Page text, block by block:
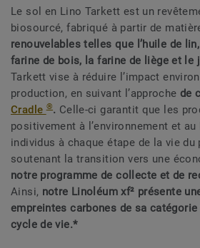
Le sol en Lino Tarkett est un
biosourcé, fabriqué à partir de
renouvelables telles que l’huile de
farine de bois, la farine de liège et le
Tarkett vise à réduire l’impact
production, en suivant l’approche de
Cradle®. Celle-ci garantit que les
positivement à l’environnement et au
individus à chaque étape de la vie du
soutenant la transition vers une
notre programme de collecte et de
Ainsi, notre Linoléum xf² présente
empreintes carbones de sa
cycle de vie.*